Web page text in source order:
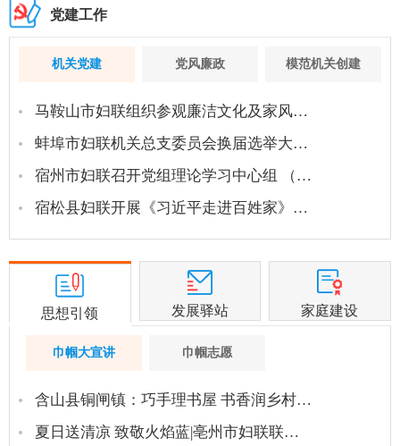
党建工作
机关党建 党风廉政 模范机关创建
马鞍山市妇联组织参观廉洁文化及家风…
蚌埠市妇联机关总支委员会换届选举大…
宿州市妇联召开党组理论学习中心组 （…
宿松县妇联开展《习近平走进百姓家》…
思想引领 发展驿站 家庭建设
巾帼大宣讲 巾帼志愿
含山县铜闸镇：巧手理书屋 书香润乡村…
夏日送清凉 致敬火焰蓝|亳州市妇联联…